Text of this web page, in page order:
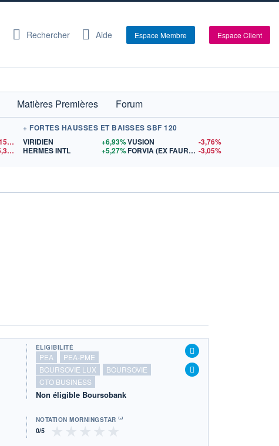
Rechercher Aide Espace Membre Espace Client
Matières Premières
Forum
1,1522
$US
15,37$US
+ FORTES HAUSSES ET BAISSES SBF 120
VIRIDIEN
+6,93%
HERMES INTL
+5,27%
VUSION
-3,76%
FORVIA (EX FAURECIA) -3,05%
ÉLIGIBILITÉ
PEA
PEA-PME
BOURSOVIE LUX
BOURSOVIE
CTO BUSINESS
Non éligible Boursobank
NOTATION MORNINGSTAR ⁽¹⁾